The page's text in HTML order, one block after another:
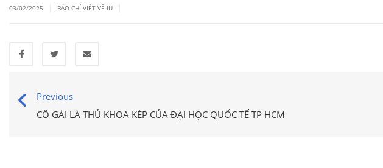
03/02/2025 BÁO CHÍ VIẾT VỀ IU
Previous
CÔ GÁI LÀ THỦ KHOA KÉP CỦA ĐẠI HỌC QUỐC TẾ TP HCM